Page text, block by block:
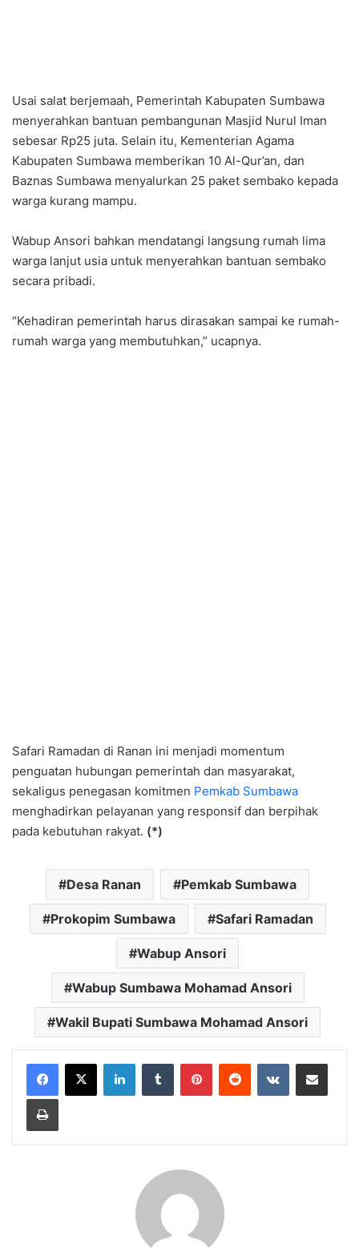
Usai salat berjemaah, Pemerintah Kabupaten Sumbawa
menyerahkan bantuan pembangunan Masjid Nurul Iman
sebesar Rp25 juta. Selain itu, Kementerian Agama
Kabupaten Sumbawa memberikan 10 Al-Qur’an, dan
Baznas Sumbawa menyalurkan 25 paket sembako kepada
warga kurang mampu.
Wabup Ansori bahkan mendatangi langsung rumah lima
warga lanjut usia untuk menyerahkan bantuan sembako
secara pribadi.
“Kehadiran pemerintah harus dirasakan sampai ke rumah-
rumah warga yang membutuhkan,” ucapnya.
Safari Ramadan di Ranan ini menjadi momentum
penguatan hubungan pemerintah dan masyarakat,
sekaligus penegasan komitmen Pemkab Sumbawa
menghadirkan pelayanan yang responsif dan berpihak
pada kebutuhan rakyat. (*)
Desa Ranan Pemkab Sumbawa
Prokopim Sumbawa Safari Ramadan
Wabup Ansori
Wabup Sumbawa Mohamad Ansori
Wakil Bupati Sumbawa Mohamad Ansori
LinkedInTumblr PinterestReddit VKontakteBagikan Lewat Email
Cetak